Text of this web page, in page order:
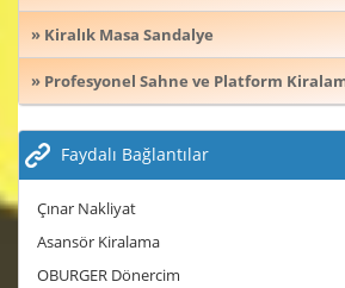
» Kiralık Masa Sandalye
» Profesyonel Sahne ve Platform
Faydalı Bağlantılar
Çınar Nakliyat
Asansör Kiralama
OBURGER Dönercim